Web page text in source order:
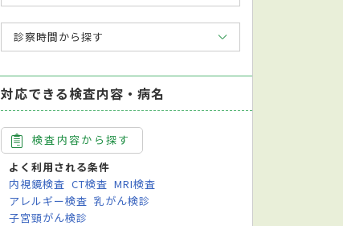
診察時間から探す
対応できる検査内容・病名
検査内容から探す
よく利用される条件
内視鏡検査 CT検査 MRI検査
アレルギー検査 乳がん検診
子宮頸がん検診